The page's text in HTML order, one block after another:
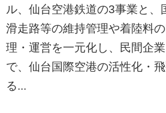
ル、仙台空港鉄道の3事業と、
滑走路等の維持管理や着陸料
理・運営を一元化し、民間企
で、仙台国際空港の活性化・
る...